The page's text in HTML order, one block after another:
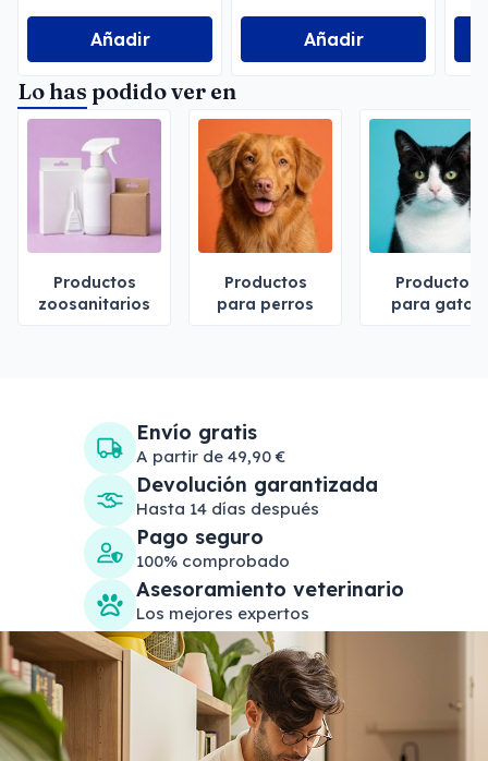
Añadir Añadir
Lo has podido ver en
Productos
zoosanitarios
Productos
para perros
Productos
para gatos
Envío gratis
A partir de 49,90 €
Devolución garantizada
Hasta 14 días después
Pago seguro
100% comprobado
Asesoramiento veterinario
Los mejores expertos